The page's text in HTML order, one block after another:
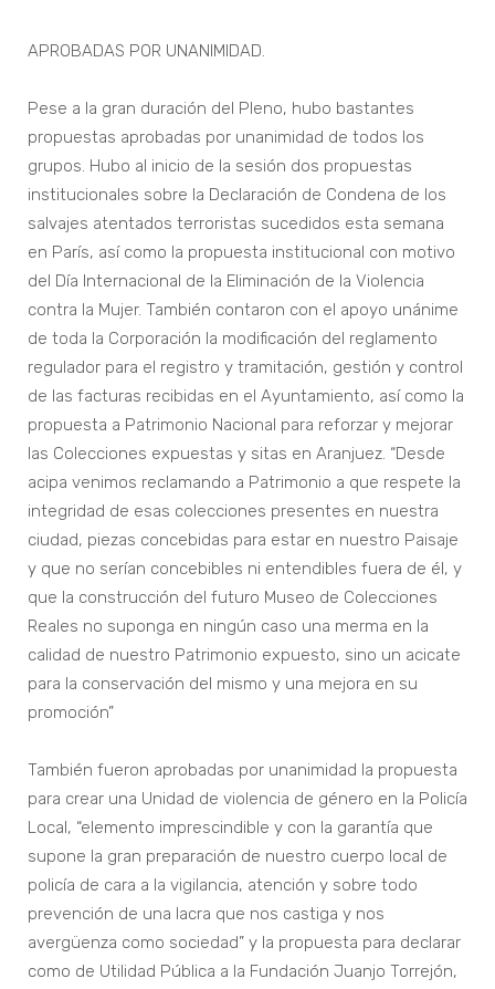
APROBADAS POR UNANIMIDAD.
Pese a la gran duración del Pleno, hubo bastantes
propuestas aprobadas por unanimidad de todos los
grupos. Hubo al inicio de la sesión dos propuestas
institucionales sobre la Declaración de Condena de los
salvajes atentados terroristas sucedidos esta semana
en París, así como la propuesta institucional con motivo
del Día Internacional de la Eliminación de la Violencia
contra la Mujer. También contaron con el apoyo unánime
de toda la Corporación la modificación del reglamento
regulador para el registro y tramitación, gestión y control
de las facturas recibidas en el Ayuntamiento, así como la
propuesta a Patrimonio Nacional para reforzar y mejorar
las Colecciones expuestas y sitas en Aranjuez. “Desde
acipa venimos reclamando a Patrimonio a que respete la
integridad de esas colecciones presentes en nuestra
ciudad, piezas concebidas para estar en nuestro Paisaje
y que no serían concebibles ni entendibles fuera de él, y
que la construcción del futuro Museo de Colecciones
Reales no suponga en ningún caso una merma en la
calidad de nuestro Patrimonio expuesto, sino un acicate
para la conservación del mismo y una mejora en su
promoción”
También fueron aprobadas por unanimidad la propuesta
para crear una Unidad de violencia de género en la Policía
Local, “elemento imprescindible y con la garantía que
supone la gran preparación de nuestro cuerpo local de
policía de cara a la vigilancia, atención y sobre todo
prevención de una lacra que nos castiga y nos
avergüenza como sociedad” y la propuesta para declarar
como de Utilidad Pública a la Fundación Juanjo Torrejón,